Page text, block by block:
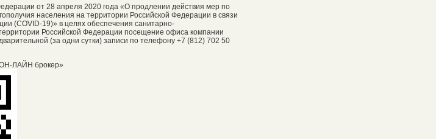
от 28 апреля 2020 года «О продлении действия мер по
населения на территории Российской Федерации в связи
(COVID-19)» в целях обеспечения санитарно-
Российской Федерации посещение офиса компании
(за одни сутки) записи по телефону +7 (812) 702 50
ЛАЙН брокер»